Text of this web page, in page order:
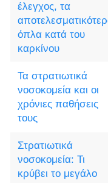
έλεγχος, τα
όπλα κατά του
καρκίνου
Τα στρατιωτικά
νοσοκομεία και οι
χρόνιες παθήσεις
τους
Στρατιωτικά
νοσοκομεία: Τι
κρύβει το μεγάλο